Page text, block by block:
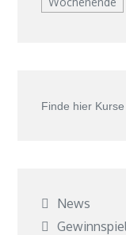
Finde hier
News